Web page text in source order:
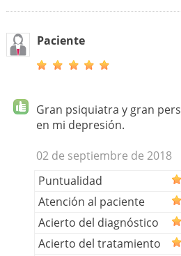
Paciente
Gran psiquiatra y gran
en mi depresión.
02 de septiembre de 2018
Puntualidad
Atención al paciente
Acierto del diagnóstico
Acierto del tratamiento